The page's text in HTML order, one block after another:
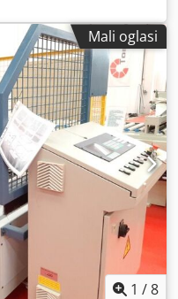
Sfe Abgerf Br.
prikaz pozicijskih
za svaki horizontalni
svaku horizontalnu
(mm): 2500 Min. radna
bušilna nosača
za osi) Br. 2 bušaće
(2 x 1,5 kW) Br. 4
Transportna traka za
snaga (kW): 35
Mali oglasi
1 /8